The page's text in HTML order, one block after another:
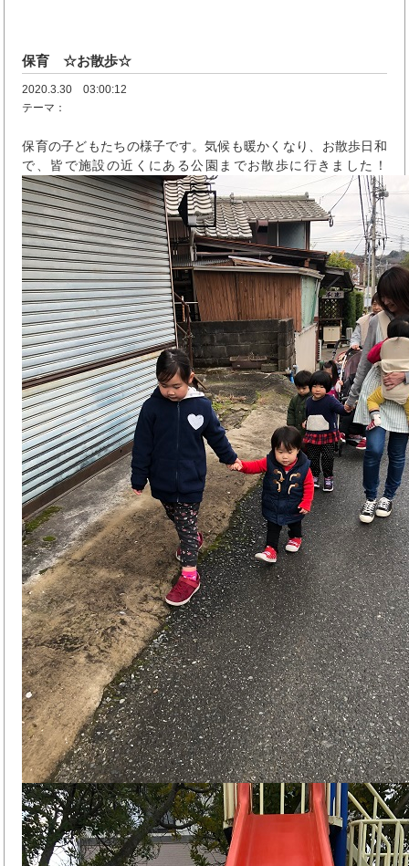
保育 ☆お散歩☆
2020.3.30 03:00:12
テーマ：
保育の子どもたちの様子です。気候も暖かくなり、お散歩日和
で、皆で施設の近くにある公園までお散歩に行きました！